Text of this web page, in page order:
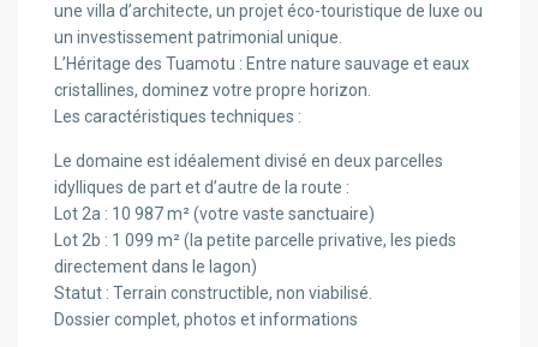
une villa d’architecte, un projet éco-touristique de luxe ou
un investissement patrimonial unique.
L’Héritage des Tuamotu : Entre nature sauvage et eaux
cristallines, dominez votre propre horizon.
Les caractéristiques techniques :
Le domaine est idéalement divisé en deux parcelles
idylliques de part et d’autre de la route :
Lot 2a : 10 987 m² (votre vaste sanctuaire)
Lot 2b : 1 099 m² (la petite parcelle privative, les pieds
directement dans le lagon)
Statut : Terrain constructible, non viabilisé.
Dossier complet, photos et informations